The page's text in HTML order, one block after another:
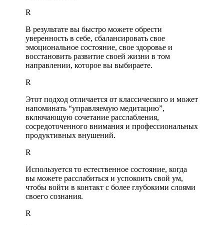
R
В результате вы быстро можете обрести
уверенность в себе, сбалансировать свое
эмоциональное состояние, свое здоровье и
восстановить развитие своей жизни в том
направлении, которое вы выбираете.
R
Этот подход отличается от классического и может
напоминать “управляемую медитацию”,
включающую сочетание расслабления,
сосредоточенного внимания и профессиональных
продуктивных внушений.
R
Используется то естественное состояние, когда
вы можете расслабиться и успокоить свой ум,
чтобы войти в контакт с более глубокими слоями
своего сознания.
R